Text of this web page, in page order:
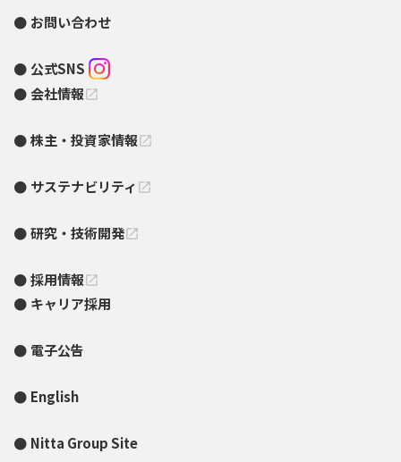
お問い合わせ
公式SNS
会社情報open_in_new
株主・投資家情報open_in_new
サステナビリティ open_in_new
研究・技術開発open_in_new
採用情報open_in_new
キャリア採用
電子公告
English
Nitta Group Site